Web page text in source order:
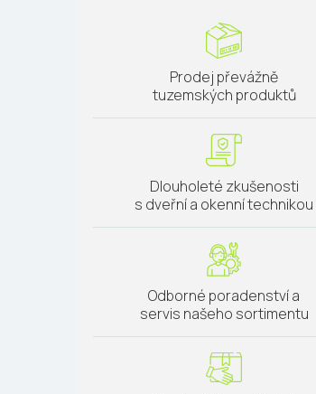
Prodej převážně
tuzemských produktů
Dlouholeté zkušenosti
s dveřní a okenní technikou
Odborné poradenství a
servis našeho sortimentu